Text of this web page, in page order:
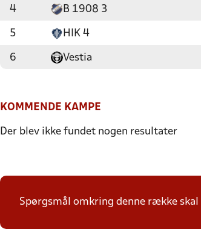
4 B 1908 3
5 HIK 4
6 Vestia
KOMMENDE KAMPE
Der blev ikke fundet nogen resultater
Spørgsmål omkring denne række